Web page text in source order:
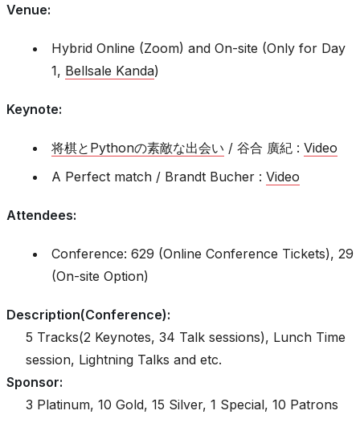
Venue:
Hybrid Online (Zoom) and On-site (Only for Day
1, Bellsale Kanda)
Keynote:
将棋とPythonの素敵な出会い / 谷合 廣紀 : Video
A Perfect match / Brandt Bucher : Video
Attendees:
Conference: 629 (Online Conference Tickets), 29
(On-site Option)
Description(Conference):
5 Tracks(2 Keynotes, 34 Talk sessions), Lunch Time
session, Lightning Talks and etc.
Sponsor:
3 Platinum, 10 Gold, 15 Silver, 1 Special, 10 Patrons